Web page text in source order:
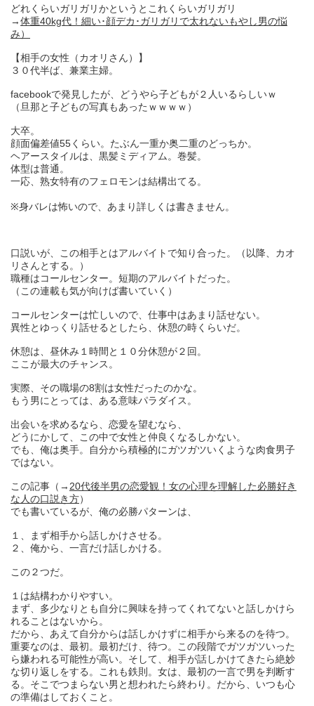
どれくらいガリガリかというとこれくらいガリガリ
→体重40kg代！細い･顔デカ･ガリガリで太れないもやし男の悩
み）
【相手の女性（カオリさん）】
３０代半ば、兼業主婦。
facebookで発見したが、どうやら子どもが２人いるらしいｗ
（旦那と子どもの写真もあったｗｗｗｗ）
大卒。
顔面偏差値55くらい。たぶん一重か奥二重のどっちか。
ヘアースタイルは、黒髪ミディアム。巻髪。
体型は普通。
一応、熟女特有のフェロモンは結構出てる。
※身バレは怖いので、あまり詳しくは書きません。
口説いが、この相手とはアルバイトで知り合った。（以降、カオ
リさんとする。）
職種はコールセンター。短期のアルバイトだった。
（この連載も気が向けば書いていく）
コールセンターは忙しいので、仕事中はあまり話せない。
異性とゆっくり話せるとしたら、休憩の時くらいだ。
休憩は、昼休み１時間と１０分休憩が２回。
ここが最大のチャンス。
実際、その職場の8割は女性だったのかな。
もう男にとっては、ある意味パラダイス。
出会いを求めるなら、恋愛を望むなら、
どうにかして、この中で女性と仲良くなるしかない。
でも、俺は奥手。自分から積極的にガツガツいくような肉食男子
ではない。
この記事（→ 20代後半男の恋愛観！女の心理を理解した必勝好き
な人の口説き方）
でも書いているが、俺の必勝パターンは、
１、まず相手から話しかけさせる。
２、俺から、一言だけ話しかける。
この２つだ。
１は結構わかりやすい。
まず、多少なりとも自分に興味を持ってくれてないと話しかけら
れることはないから。
だから、あえて自分からは話しかけずに相手から来るのを待つ。
重要なのは、最初。最初だけ、待つ。この段階でガツガツいった
ら嫌われる可能性が高い。そして、相手が話しかけてきたら絶妙
な切り返しをする。これも鉄則。女は、最初の一言で男を判断す
る。そこでつまらない男と想われたら終わり。だから、いつも心
の準備はしておくこと。